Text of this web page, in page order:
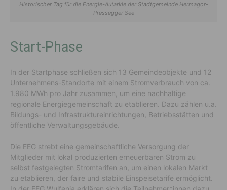
Historischer Tag für die Energie-Autarkie der Stadtgemeinde Hermagor-
Pressegger See
Start-Phase
In der Startphase schließen sich 13 Gemeindeobjekte und 12
Unternehmens-Standorte mit einem Stromverbrauch von ca.
1.980 MWh pro Jahr zusammen, um eine nachhaltige
regionale Energiegemeinschaft zu etablieren. Dazu zählen u.a.
Bildungs- und Infrastruktureinrichtungen, Betriebsstätten und
öffentliche Verwaltungsgebäude.
Die EEG strebt eine gemeinschaftliche Versorgung der
Mitglieder mit lokal produzierten erneuerbaren Strom zu
selbst festgelegten Stromtarifen an, um einen lokalen Markt
zu etablieren, der faire und stabile Einspeisetarife ermöglicht.